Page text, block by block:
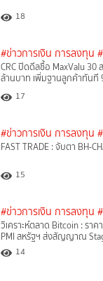
18
#ข่าวการเงิน การลงทุน
CRC ปิดดีลซื้อ MaxValu 30
ล้านบาท เพิ่มฐานลูกค้าทันที
17
#ข่าวการเงิน การลงทุน
FAST TRADE : จับตา BH-
15
#ข่าวการเงิน การลงทุน
วิเคราะห์ตลาด Bitcoin : รา
PMI สหรัฐฯ ส่งสัญญาณ
14